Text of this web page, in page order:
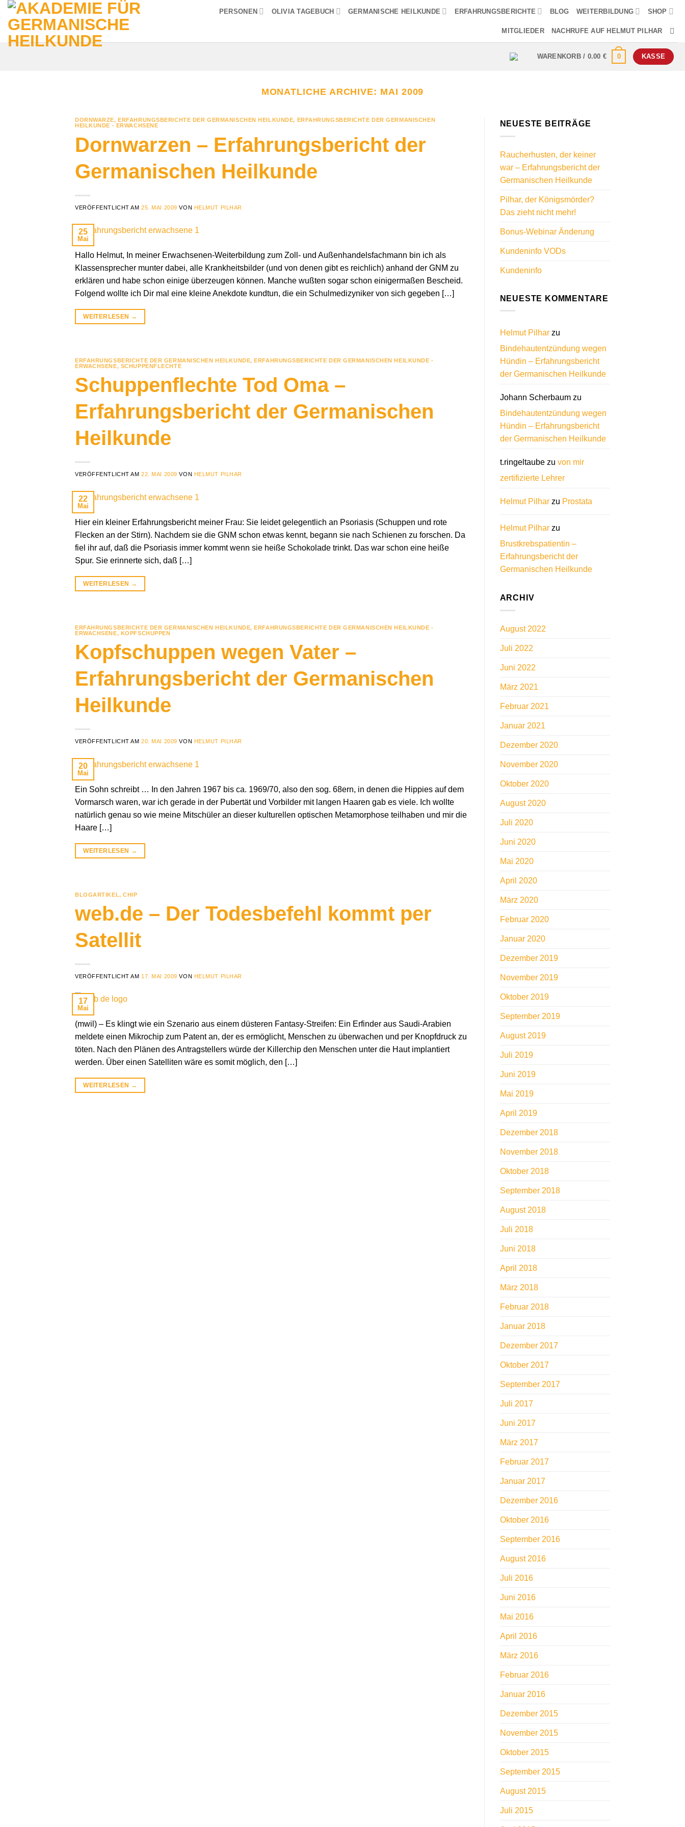
Zum
Inhalt
springen
PERSONEN OLIVIA TAGEBUCH GERMANISCHE HEILKUNDE ERFAHRUNGSBERICHTE BLOG WEITERBILDUNG SHOP
MITGLIEDER NACHRUFE AUF HELMUT PILHAR
WARENKORB / 0.00 € 0 KASSE
MONATLICHE ARCHIVE: MAI 2009
DORNWARZE,ERFAHRUNGSBERICHTE DER GERMANISCHEN HEILKUNDE, ERFAHRUNGSBERICHTE DER GERMANISCHEN
HEILKUNDE - ERWACHSENE
Dornwarzen – Erfahrungsbericht der
Germanischen Heilkunde
VERÖFFENTLICHT AM25. MAI 2009 VON HELMUT PILHAR
25
Mai
Hallo Helmut, In meiner Erwachsenen-Weiterbildung zum Zoll- und Außenhandelsfachmann bin ich als
Klassensprecher munter dabei, alle Krankheitsbilder (und von denen gibt es reichlich) anhand der GNM zu
erklären und habe schon einige überzeugen können. Manche wußten sogar schon einigermaßen Bescheid.
Folgend wollte ich Dir mal eine kleine Anekdote kundtun, die ein Schulmedizyniker von sich gegeben […]
WEITERLESEN →
ERFAHRUNGSBERICHTE DER GERMANISCHEN HEILKUNDE,ERFAHRUNGSBERICHTE DER GERMANISCHEN HEILKUNDE -
ERWACHSENE, SCHUPPENFLECHTE
Schuppenflechte Tod Oma –
Erfahrungsbericht der Germanischen
Heilkunde
VERÖFFENTLICHT AM22. MAI 2009 VON HELMUT PILHAR
22
Mai
Hier ein kleiner Erfahrungsbericht meiner Frau: Sie leidet gelegentlich an Psoriasis (Schuppen und rote
Flecken an der Stirn). Nachdem sie die GNM schon etwas kennt, begann sie nach Schienen zu forschen. Da
fiel ihr auf, daß die Psoriasis immer kommt wenn sie heiße Schokolade trinkt. Das war schon eine heiße
Spur. Sie erinnerte sich, daß […]
WEITERLESEN →
ERFAHRUNGSBERICHTE DER GERMANISCHEN HEILKUNDE,ERFAHRUNGSBERICHTE DER GERMANISCHEN HEILKUNDE -
ERWACHSENE, KOPFSCHUPPEN
Kopfschuppen wegen Vater –
Erfahrungsbericht der Germanischen
Heilkunde
VERÖFFENTLICHT AM20. MAI 2009 VON HELMUT PILHAR
20
Mai
Ein Sohn schreibt … In den Jahren 1967 bis ca. 1969/70, also den sog. 68ern, in denen die Hippies auf dem
Vormarsch waren, war ich gerade in der Pubertät und Vorbilder mit langen Haaren gab es viele. Ich wollte
natürlich genau so wie meine Mitschüler an dieser kulturellen optischen Metamorphose teilhaben und mir die
Haare […]
WEITERLESEN →
BLOGARTIKEL,CHIP
web.de – Der Todesbefehl kommt per
Satellit
VERÖFFENTLICHT AM 17. MAI 2009 VON HELMUT PILHAR
17
Mai
(mwil) – Es klingt wie ein Szenario aus einem düsteren Fantasy-Streifen: Ein Erfinder aus Saudi-Arabien
meldete einen Mikrochip zum Patent an, der es ermöglicht, Menschen zu überwachen und per Knopfdruck zu
töten. Nach den Plänen des Antragstellers würde der Killerchip den Menschen unter die Haut implantiert
werden. Über einen Satelliten wäre es somit möglich, den […]
WEITERLESEN →
NEUESTE BEITRÄGE
Raucherhusten, der keiner
war – Erfahrungsbericht der
Germanischen Heilkunde
Pilhar, der Königsmörder?
Das zieht nicht mehr!
Bonus-Webinar Änderung
Kundeninfo VODs
Kundeninfo
NEUESTE KOMMENTARE
Helmut Pilharzu
Bindehautentzündung wegen
Hündin – Erfahrungsbericht
der Germanischen Heilkunde
Johann Scherbaumzu
Bindehautentzündung wegen
Hündin – Erfahrungsbericht
der Germanischen Heilkunde
t.ringeltaubezu von mir
zertifizierte Lehrer
Helmut Pilharzu Prostata
Helmut Pilharzu
Brustkrebspatientin –
Erfahrungsbericht der
Germanischen Heilkunde
ARCHIV
August 2022
Juli 2022
Juni 2022
März 2021
Februar 2021
Januar 2021
Dezember 2020
November 2020
Oktober 2020
August 2020
Juli 2020
Juni 2020
Mai 2020
April 2020
März 2020
Februar 2020
Januar 2020
Dezember 2019
November 2019
Oktober 2019
September 2019
August 2019
Juli 2019
Juni 2019
Mai 2019
April 2019
Dezember 2018
November 2018
Oktober 2018
September 2018
August 2018
Juli 2018
Juni 2018
April 2018
März 2018
Februar 2018
Januar 2018
Dezember 2017
Oktober 2017
September 2017
Juli 2017
Juni 2017
März 2017
Februar 2017
Januar 2017
Dezember 2016
Oktober 2016
September 2016
August 2016
Juli 2016
Juni 2016
Mai 2016
April 2016
März 2016
Februar 2016
Januar 2016
Dezember 2015
November 2015
Oktober 2015
September 2015
August 2015
Juli 2015